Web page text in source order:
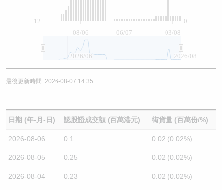
08/06 06/07 03/08
0
12
2026/06 2026/08
最後更新時間: 2026-08-07 14:35
日期 (年-月-日) 認股證成交額 (百萬港元) 街貨量 (百萬份/%)
2026-08-06 0.1 0.02 (0.02%)
2026-08-05 0.25 0.02 (0.02%)
2026-08-04 0.23 0.02 (0.02%)